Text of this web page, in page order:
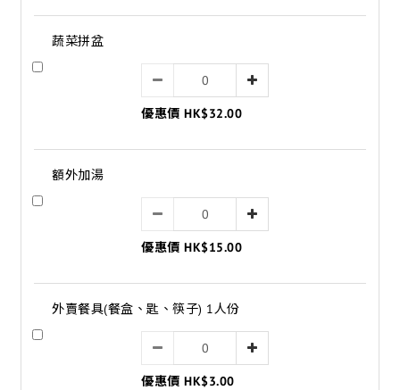
蔬菜拼盆
優惠價 HK$32.00
額外加湯
優惠價 HK$15.00
外賣餐具(餐盒、匙、筷子) 1人份
優惠價 HK$3.00